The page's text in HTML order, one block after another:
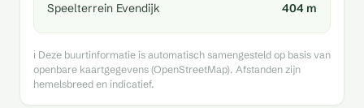
Speelterrein Evendijk 404 m
ℹ️ Deze buurtinformatie is automatisch samengesteld op basis van
openbare kaartgegevens (OpenStreetMap). Afstanden zijn
hemelsbreed en indicatief.